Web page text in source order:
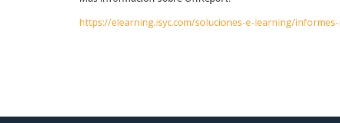
https://elearning.isyc.com/soluciones-e-learning/